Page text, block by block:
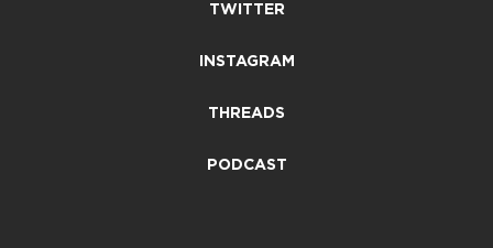
TWITTER
INSTAGRAM
THREADS
PODCAST